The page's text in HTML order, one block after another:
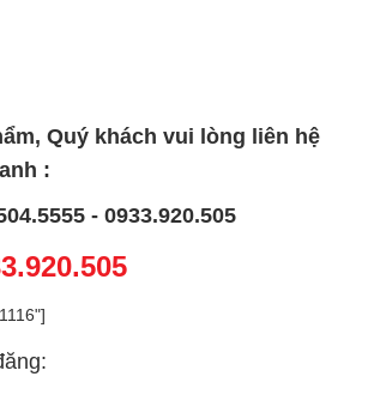
Quý khách vui lòng liên hệ
:
- 0933.920.505